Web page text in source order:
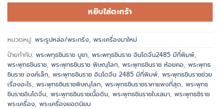
หยิบใส่ตะกร้า
หมวดหมู่: พระรูปหล่อ/พระกริ่ง, พระเครื่องมาใหม่
ป้ายกำกับ: พระพทุธชินราช บูชา, พระพทุธชินราช อินโดจีน2485 มีกี่พิมพ์,
พระพุทธชินราช, พระพุทธชินราช พิษณุโลก, พระพุทธชินราช ห้อยคอ, พระพุทธ
ชินราช องค์เล็ก, พระพุทธชินราช อินโดจีน 2485 มีกี่พิมพ์, พระพุทธชินราชช่วย
เรื่องอะไร, พระพุทธชินราชพิษณุโลก, พระพุทธชินราชราคาแพงที่สุด, พระพุทธ
ชินราชอินโดจีน, พระพุทธชินราชเนื้อดิน, พระพุทธชินราชใบเสมา, พระพุทธชิราช
พระเครื่อง, พระเครื่องยอดนิยม